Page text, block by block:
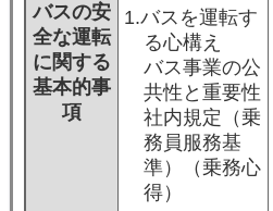
バスの安
全な運転
に関する
基本的事
項
1.バスを運転す
る心構え
バス事業の公
共性と重要性
社内規定（乗
務員服務基
準）（乗務心
得）